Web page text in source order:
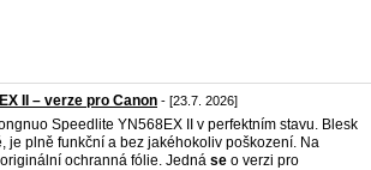
II – verze pro Canon - [23.7. 2026]
Speedlite YN568EX II v perfektním stavu. Blesk
je plně funkční a bez jakéhokoliv poškození. Na
ochranná fólie. Jedná se o verzi pro